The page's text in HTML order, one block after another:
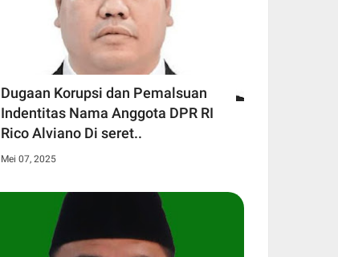
Dugaan Korupsi dan Pemalsuan
Indentitas Nama Anggota DPR RI
Rico Alviano Di seret..
Mei 07, 2025